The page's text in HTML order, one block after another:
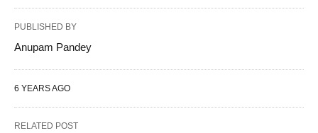
PUBLISHED BY
Anupam Pandey
6 YEARS AGO
RELATED POST